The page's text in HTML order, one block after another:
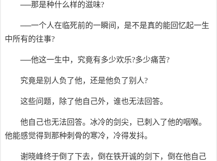
──那是种什么样的滋味?
──一个人在临死前的一瞬间，是不是真的能回忆起一生
中所有的往事?
──他这一生中，究竟有多少欢乐?多少痛苦?
究竟是别人负了他，还是他负了别人?
这些问题，除了他自己外，谁也无法回答。
他自己也无法回答。冰冷的剑尖，已刺入了他的咽喉。
他能感觉得到那种刺骨的寒冷，冷得发抖。
谢晓峰终于倒了下去，倒在铁开诚的剑下，倒在他自己